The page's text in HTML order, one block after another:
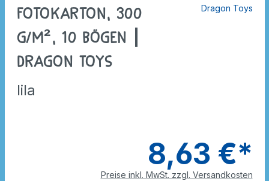
Fotokarton, 300
g/m², 10 Bögen |
Dragon Toys
lila
Dragon Toys
8,63 €*
Preise inkl. MwSt. zzgl. Versandkosten